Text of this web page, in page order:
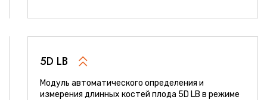
5D LB
Модуль автоматического определения и
измерения длинных костей плода 5D LB в режиме